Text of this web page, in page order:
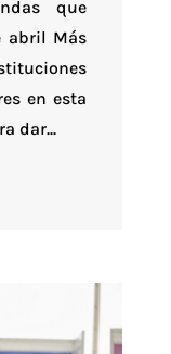
que
abril Más
en esta
dar...